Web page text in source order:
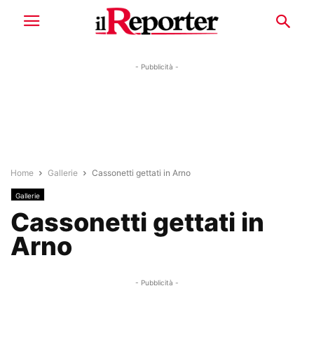
- Pubblicità -
Home Gallerie Cassonetti gettati in Arno
Gallerie
Cassonetti gettati in
Arno
- Pubblicità -